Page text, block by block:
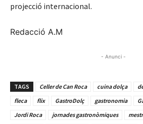
projecció internacional.
Redacció A.M
- Anunci -
TAGS Celler de Can Roca cuina dolça
fleca
flix GastroDolç gastronomia
Jordi Roca
jornades gastronòmiques